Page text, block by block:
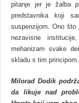
pitanje jer je žalba
predstavnika koji
suspenzijom. Ono
nezavisne
mehanizam svake
skladu s tim principom.
Milorad Dodik
da likuje nad